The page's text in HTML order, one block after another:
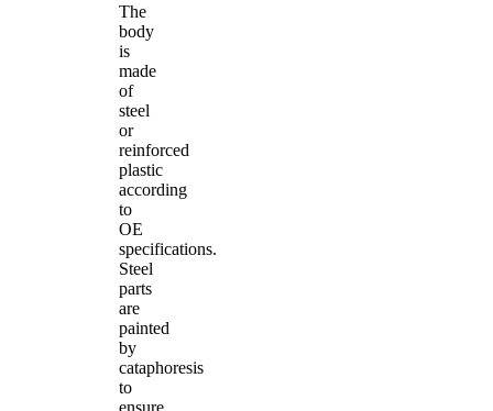
The
body
is
made
of
steel
or
reinforced
plastic
according
to
OE
specifications.
Steel
parts
are
painted
by
cataphoresis
to
ensure